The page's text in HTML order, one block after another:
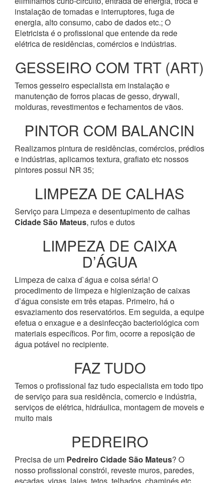
instalação de tomadas e interruptores, fuga de
energia, alto consumo, cabo de dados etc.; O
Eletricista é o profissional que entende da rede
elétrica de residências, comércios e indústrias.
GESSEIRO COM TRT (ART)
Temos gesseiro especialista em instalação e
manutenção de forros placas de gesso, drywall,
molduras, revestimentos e fechamentos de vãos.
PINTOR COM BALANCIN
Realizamos pintura de residências, comércios, prédios
e indústrias, aplicamos textura, grafiato etc nossos
pintores possui NR 35;
LIMPEZA DE CALHAS
Serviço para Limpeza e desentupimento de calhas
Cidade São Mateus, rufos e dutos
LIMPEZA DE CAIXA
D’ÁGUA
Limpeza de caixa d`água e coisa séria! O
procedimento de limpeza e higienização de caixas
d’água consiste em três etapas. Primeiro, há o
esvaziamento dos reservatórios. Em seguida, a equipe
efetua o enxague e a desinfecção bacteriológica com
materiais específicos. Por fim, ocorre a reposição de
água potável no recipiente.
FAZ TUDO
Temos o profissional faz tudo especialista em todo tipo
de serviço para sua residência, comercio e indústria,
serviços de elétrica, hidráulica, montagem de moveis e
muito mais
PEDREIRO
Precisa de um Pedreiro Cidade São Mateus? O
nosso profissional constrói, reveste muros, paredes,